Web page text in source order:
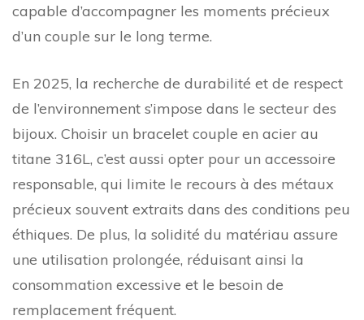
capable d’accompagner les moments précieux
d’un couple sur le long terme.
En 2025, la recherche de durabilité et de respect
de l’environnement s’impose dans le secteur des
bijoux. Choisir un bracelet couple en acier au
titane 316L, c’est aussi opter pour un accessoire
responsable, qui limite le recours à des métaux
précieux souvent extraits dans des conditions peu
éthiques. De plus, la solidité du matériau assure
une utilisation prolongée, réduisant ainsi la
consommation excessive et le besoin de
remplacement fréquent.